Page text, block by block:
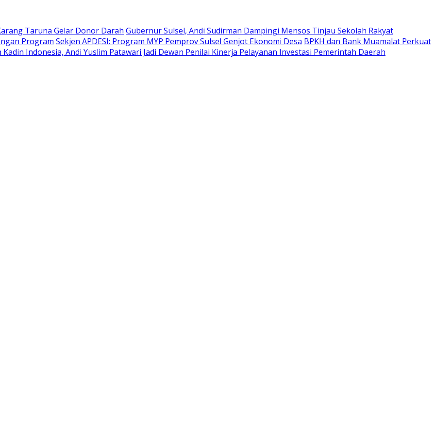
Taruna Gelar Donor Darah Gubernur Sulsel, Andi Sudirman Dampingi Mensos Tinjau Sekolah Rakyat
Program Sekjen APDESI: Program MYP Pemprov Sulsel Genjot Ekonomi Desa BPKH dan Bank Muamalat Perkuat
Kadin Indonesia, Andi Yuslim Patawari Jadi Dewan Penilai Kinerja Pelayanan Investasi Pemerintah Daerah